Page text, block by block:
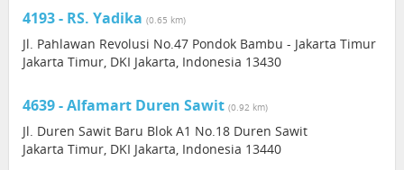
4193 - RS. Yadika (0.65 km)
Jl. Pahlawan Revolusi No.47 Pondok Bambu - Jakarta Timur
Jakarta Timur, DKI Jakarta, Indonesia 13430
4639 - Alfamart Duren Sawit (0.92 km)
Jl. Duren Sawit Baru Blok A1 No.18 Duren Sawit
Jakarta Timur, DKI Jakarta, Indonesia 13440